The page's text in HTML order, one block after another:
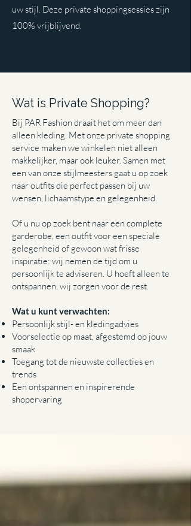
uw stijl. Deze private shoppingsessies zijn
100% vrijblijvend.
Wat is Private Shopping?
Bij PAR Fashion draait het om meer dan
alleen kleding. Met onze private shopping
service maken we winkelen niet alleen
makkelijker, maar ook leuker. Samen met
een van onze stijlmeesters gaat u op zoek
naar outfits die perfect passen bij uw
wensen, lichaamstype en gelegenheid.
Of u nu op zoek bent naar een complete
garderobe, een outfit voor een speciale
gelegenheid of gewoon wat frisse
inspiratie: wij nemen de tijd om u
persoonlijk te adviseren. U hoeft alleen te
ontspannen, wij zorgen voor de rest.
Wat u kunt verwachten:
Persoonlijk stijl- en kledingadvies
Voorselectie op maat, afgestemd op jouw
smaak
Toegang tot de nieuwste collecties en
trends
Een ontspannen en inspirerende
shopervaring